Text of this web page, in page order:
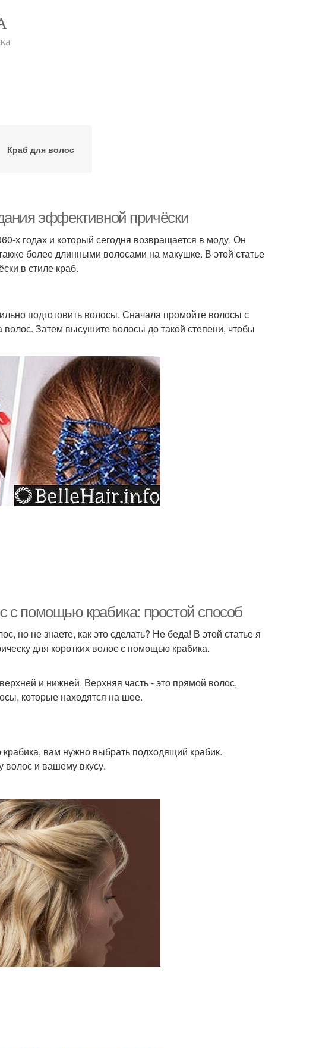
Краб для волос
эффективной причёски
х годах и который сегодня возвращается в моду. Он
более длинными волосами на макушке. В этой статье
в стиле краб.
подготовить волосы. Сначала промойте волосы с
Затем высушите волосы до такой степени, чтобы
с помощью крабика: простой способ
но не знаете, как это сделать? Не беда! В этой статье я
для коротких волос с помощью крабика.
и нижней. Верхняя часть - это прямой волос,
которые находятся на шее.
вам нужно выбрать подходящий крабик.
волос и вашему вкусу.